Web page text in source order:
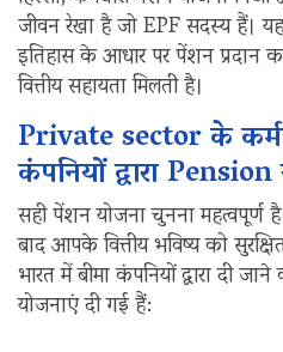
जीवन रेखा है जो EPF सदस्य हैं।
इतिहास के आधार पर पेंशन
वित्तीय सहायता मिलती है।
Private sector के
कंपनियों द्वारा
सही पेंशन योजना चुनना
बाद आपके वित्तीय भविष्य को
भारत में बीमा कंपनियों द्वारा दी
योजनाएं दी गई हैं: